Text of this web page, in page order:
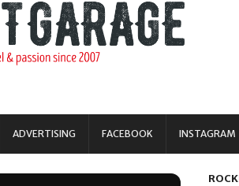
ADVERTISING FACEBOOK INSTAGRAM